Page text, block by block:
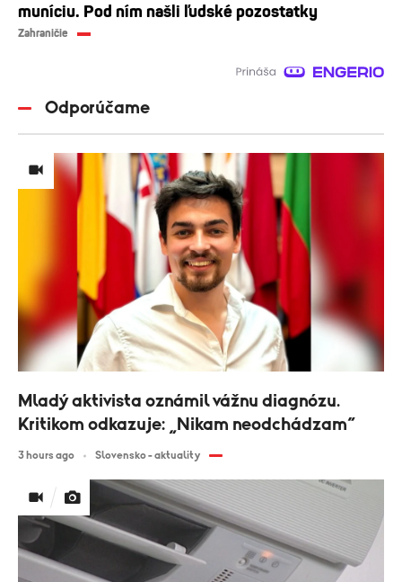
muníciu. Pod ním našli ľudské pozostatky
Zahraničie
Odporúčame
Mladý aktivista oznámil vážnu diagnózu.
Kritikom odkazuje: „Nikam neodchádzam“
3 hours ago Slovensko - aktuality